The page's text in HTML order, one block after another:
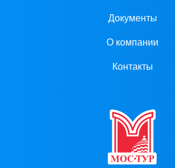
Документы
О компании
Контакты